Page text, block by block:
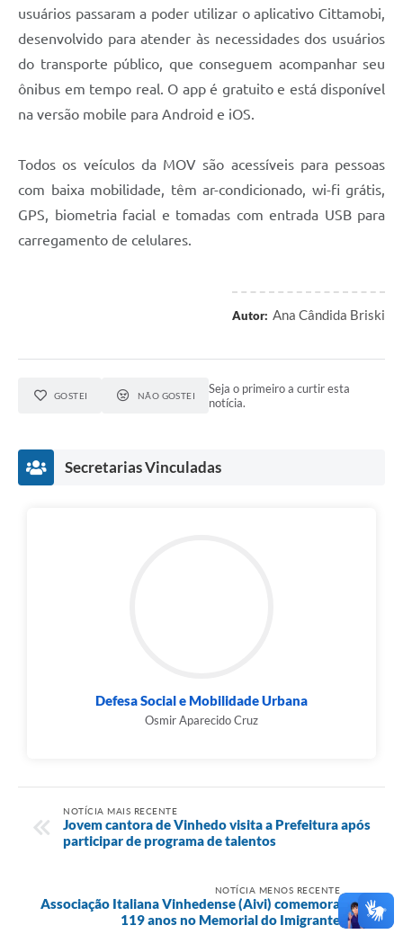
usuários passaram a poder utilizar o aplicativo Cittamobi,
desenvolvido para atender às necessidades dos usuários
do transporte público, que conseguem acompanhar seu
ônibus em tempo real. O app é gratuito e está disponível
na versão mobile para Android e iOS.
Todos os veículos da MOV são acessíveis para pessoas
com baixa mobilidade, têm ar-condicionado, wi-fi grátis,
GPS, biometria facial e tomadas com entrada USB para
carregamento de celulares.
Autor: Ana Cândida Briski
GOSTEI NÃO GOSTEI
Seja o primeiro a curtir esta
notícia.
Secretarias Vinculadas
Defesa Social e Mobilidade Urbana
Osmir Aparecido Cruz
NOTÍCIA MAIS RECENTE
Jovem cantora de Vinhedo visita a Prefeitura após
participar de programa de talentos
NOTÍCIA MENOS RECENTE
Associação Italiana Vinhedense (Aivi) comemora
119 anos no Memorial do Imigrante